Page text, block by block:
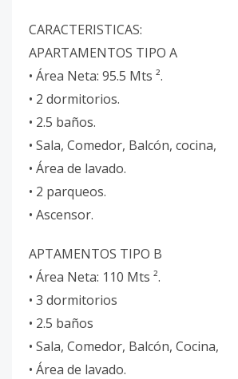
CARACTERISTICAS:
APARTAMENTOS TIPO A
• Área Neta: 95.5 Mts ².
• 2 dormitorios.
• 2.5 baños.
• Sala, Comedor, Balcón, cocina,
• Área de lavado.
• 2 parqueos.
• Ascensor.
APTAMENTOS TIPO B
• Área Neta: 110 Mts ².
• 3 dormitorios
• 2.5 baños
• Sala, Comedor, Balcón, Cocina,
• Área de lavado.